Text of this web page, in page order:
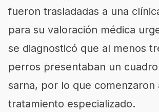
fueron trasladadas a una
para su valoración médica
se diagnosticó que al menos
perros presentaban un
sarna, por lo que comenzaron
tratamiento especializado.